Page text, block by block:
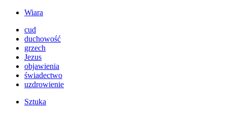
Wiara
cud
duchowość
grzech
Jezus
objawienia
świadectwo
uzdrowienie
Sztuka